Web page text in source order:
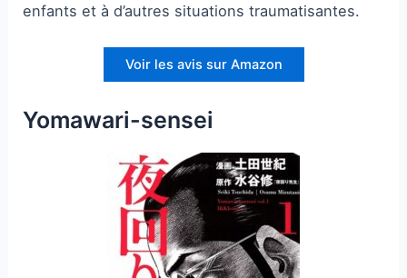
enfants et à d’autres situations traumatisantes.
Voir les avis sur Amazon
Yomawari-sensei